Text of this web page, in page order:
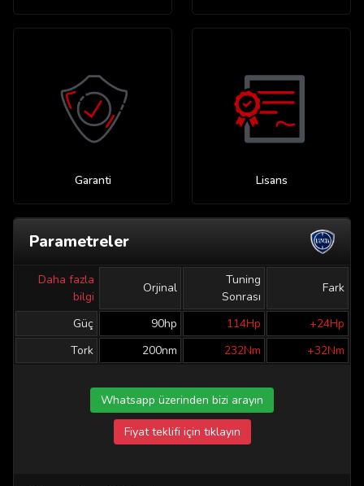
Garanti Lisans
Parametreler
Daha fazla
bilgi
Orjinal
Tuning
Sonrası
Fark
Güç 90hp 114Hp
+24Hp
Tork
200nm 232Nm +32Nm
Whatsapp üzerinden bizi arayın
Fiyat teklifi için tıklayın